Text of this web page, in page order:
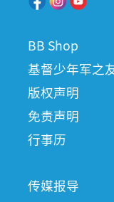
BB Shop
基督少年军之
版权声明
免责声明
行事历
传媒报导